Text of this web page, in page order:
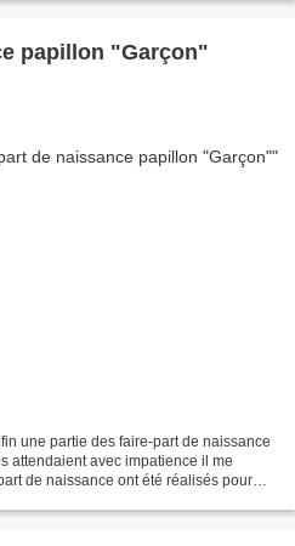
papillon "Garçon"
une partie des faire-part de naissance
attendaient avec impatience il me
de naissance ont été réalisés pour